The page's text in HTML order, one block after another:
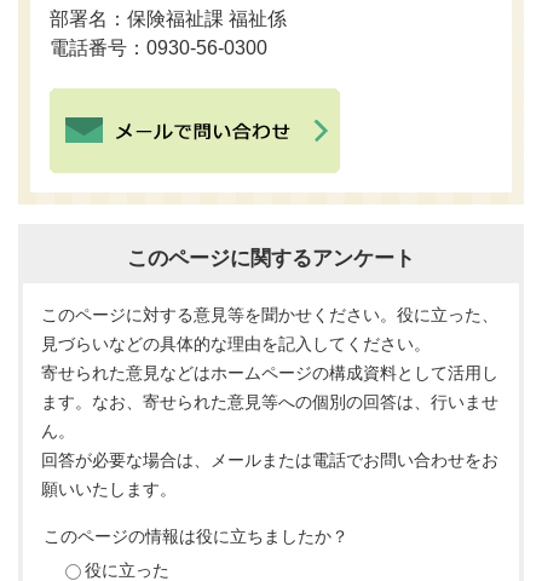
部署名：保険福祉課 福祉係
電話番号：0930-56-0300
このページに関するアンケート
このページに対する意見等を聞かせください。役に立った、
見づらいなどの具体的な理由を記入してください。
寄せられた意見などはホームページの構成資料として活用し
ます。なお、寄せられた意見等への個別の回答は、行いませ
ん。
回答が必要な場合は、メールまたは電話でお問い合わせをお
願いいたします。
このページの情報は役に立ちましたか？
役に立った